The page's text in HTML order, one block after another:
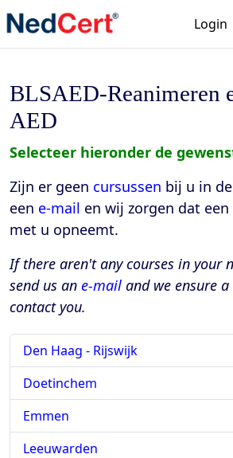
Login
BLSAED-Reanimeren
AED
Selecteer hieronder de
Zijn er geen cursussen bij u in
een e-mail en wij zorgen dat
met u opneemt.
If there aren't any courses in your
send us an e-mail and we ensure
contact you.
Den Haag - Rijswijk
Doetinchem
Emmen
Leeuwarden